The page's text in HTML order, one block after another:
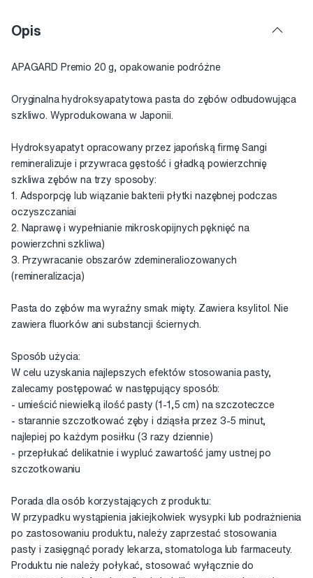
Opis
APAGARD Premio 20 g, opakowanie podróżne
Oryginalna hydroksyapatytowa pasta do zębów odbudowująca
szkliwo. Wyprodukowana w Japonii.
Hydroksyapatyt opracowany przez japońską firmę Sangi
remineralizuje i przywraca gęstość i gładką powierzchnię
szkliwa zębów na trzy sposoby:
1. Adsporpcję lub wiązanie bakterii płytki nazębnej podczas
oczyszczaniai
2. Naprawę i wypełnianie mikroskopijnych pęknięć na
powierzchni szkliwa)
3. Przywracanie obszarów zdemineraliozowanych
(remineralizacja)
Pasta do zębów ma wyraźny smak mięty. Zawiera ksylitol. Nie
zawiera fluorków ani substancji ściernych.
Sposób użycia:
W celu uzyskania najlepszych efektów stosowania pasty,
zalecamy postępować w następujący sposób:
- umieścić niewielką ilość pasty (1-1,5 cm) na szczoteczce
- starannie szczotkować zęby i dziąsła przez 3-5 minut,
najlepiej po każdym posiłku (3 razy dziennie)
- przepłukać delikatnie i wypluć zawartość jamy ustnej po
szczotkowaniu
Porada dla osób korzystających z produktu:
W przypadku wystąpienia jakiejkolwiek wysypki lub podrażnienia
po zastosowaniu produktu, należy zaprzestać stosowania
pasty i zasięgnąć porady lekarza, stomatologa lub farmaceuty.
Produktu nie należy połykać, stosować wyłącznie do